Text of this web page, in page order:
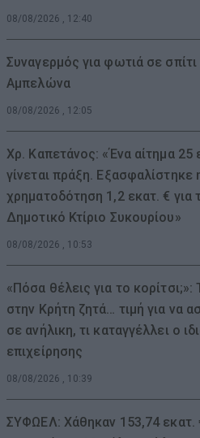
08/08/2026 , 12:40
Συναγερμός για φωτιά σε σπίτι
Αμπελώνα
08/08/2026 , 12:05
Χρ. Καπετάνος: «Ένα αίτημα 25
γίνεται πράξη. Εξασφαλίστηκε
χρηματοδότηση 1,2 εκατ. € για
Δημοτικό Κτίριο Συκουρίου»
08/08/2026 , 10:53
«Πόσα θέλεις για το κορίτσι;»:
στην Κρήτη ζητά… τιμή για να
σε ανήλικη, τι καταγγέλλει ο
επιχείρησης
08/08/2026 , 10:39
ΣΥΦΩΕΛ: Χάθηκαν 153,74 εκατ.